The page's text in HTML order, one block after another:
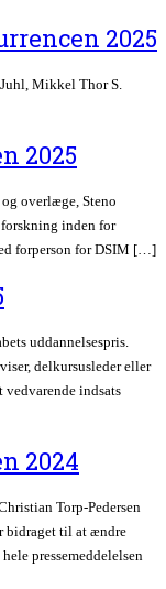
2025
Mikkel Thor S.
2025
overlæge, Steno
forskning inden for
forperson for DSIM […]
uddannelsespris.
delkursusleder eller
vedvarende indsats
2024
Torp-Pedersen
bidraget til at ændre
pressemeddelelsen